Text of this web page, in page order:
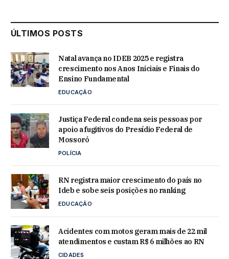
ÚLTIMOS POSTS
Natal avança no IDEB 2025 e registra
crescimento nos Anos Iniciais e Finais do
Ensino Fundamental
EDUCAÇÃO
Justiça Federal condena seis pessoas por
apoio a fugitivos do Presídio Federal de
Mossoró
POLÍCIA
RN registra maior crescimento do país no
Ideb e sobe seis posições no ranking
EDUCAÇÃO
Acidentes com motos geram mais de 22 mil
atendimentos e custam R$ 6 milhões ao RN
CIDADES